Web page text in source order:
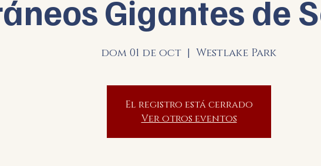
Gigantes de
dom 01 de oct
  |
Westlake Park
El registro está cerrado
Ver otros eventos